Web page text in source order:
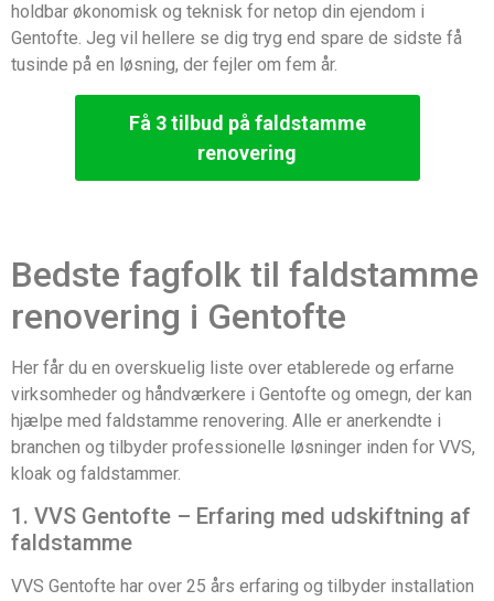
holdbar økonomisk og teknisk for netop din ejendom i
Gentofte. Jeg vil hellere se dig tryg end spare de sidste få
tusinde på en løsning, der fejler om fem år.
Få 3 tilbud på faldstamme
renovering
Bedste fagfolk til faldstamme
renovering i Gentofte
Her får du en overskuelig liste over etablerede og erfarne
virksomheder og håndværkere i Gentofte og omegn, der kan
hjælpe med faldstamme renovering. Alle er anerkendte i
branchen og tilbyder professionelle løsninger inden for VVS,
kloak og faldstammer.
1. VVS Gentofte – Erfaring med udskiftning af
faldstamme
VVS Gentofte har over 25 års erfaring og tilbyder installation